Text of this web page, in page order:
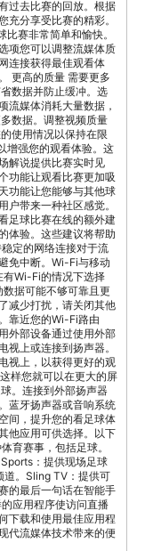
过去比赛的回放。根据
分享受比赛的精彩。
赛非常简单和愉快。
项您可以调整流媒体质
连接获得最佳观看体
更高的质量 需要更多
数据并防止缓冲。选
流媒体消耗大量数据，
数据。调整视频质量
使用情况以保持在限
增强您的观看体验。这
解说提供比赛实时见
功能让观看比赛更加吸
功能让您能够与其他球
带来一种社区感觉。
足球比赛在线的额外建
体验。这些建议将帮助
定的网络连接对于流
免中断。Wi-Fi与移动
Wi-Fi的情况下选择
据可能不够可靠且更
减少打扰，请关闭其他
靠近您的Wi-Fi路由
外部设备通过使用外部
上或连接到扬声器。
视上，以获得更好的观
样您就可以在更大的屏
。连接到外部扬声器
蓝牙扬声器或音响系统
间，提升您的看足球体
他应用可供选择。以下
育赛事，包括足球。
：提供现场足球
道。Sling TV：提供可
的最后一句话在智能手
应用程序使访问直播
下载和使用最佳应用程
代流媒体技术带来的便